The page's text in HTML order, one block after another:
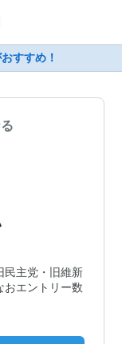
すすめ！
民主党・旧維新
おエントリー数